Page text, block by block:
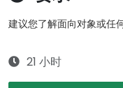
建议您了解面向对象或任
21 小时